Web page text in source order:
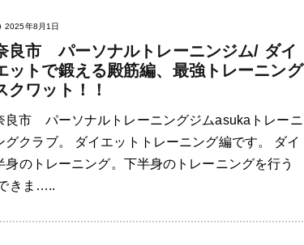
2025年8月1日
良市 パーソナルトレーニンジム/ ダイ
ットで鍛える殿筋編、最強トレーニング
クワット！！
良市 パーソナルトレーニングジムasukaトレーニ
グクラブ。 ダイエットトレーニング編です。 ダイ
のトレーニング。下半身のトレーニングを行う
きま…..